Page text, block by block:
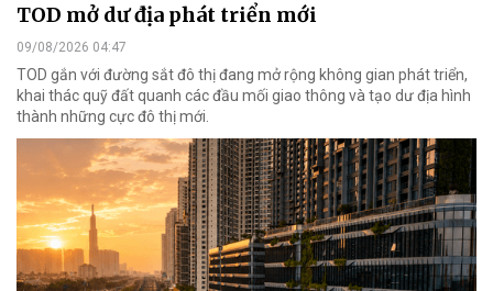
TOD mở dư địa phát triển mới
09/08/2026 04:47
TOD gắn với đường sắt đô thị đang mở rộng không gian phát triển,
khai thác quỹ đất quanh các đầu mối giao thông và tạo dư địa hình
thành những cực đô thị mới.